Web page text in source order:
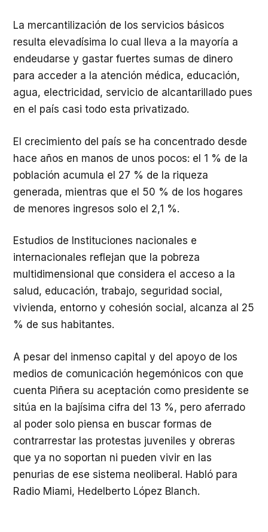
La mercantilización de los servicios básicos
resulta elevadísima lo cual lleva a la mayoría a
endeudarse y gastar fuertes sumas de dinero
para acceder a la atención médica, educación,
agua, electricidad, servicio de alcantarillado pues
en el país casi todo esta privatizado.
El crecimiento del país se ha concentrado desde
hace años en manos de unos pocos: el 1 % de la
población acumula el 27 % de la riqueza
generada, mientras que el 50 % de los hogares
de menores ingresos solo el 2,1 %.
Estudios de Instituciones nacionales e
internacionales reflejan que la pobreza
multidimensional que considera el acceso a la
salud, educación, trabajo, seguridad social,
vivienda, entorno y cohesión social, alcanza al 25
% de sus habitantes.
A pesar del inmenso capital y del apoyo de los
medios de comunicación hegemónicos con que
cuenta Piñera su aceptación como presidente se
sitúa en la bajísima cifra del 13 %, pero aferrado
al poder solo piensa en buscar formas de
contrarrestar las protestas juveniles y obreras
que ya no soportan ni pueden vivir en las
penurias de ese sistema neoliberal. Habló para
Radio Miami, Hedelberto López Blanch.